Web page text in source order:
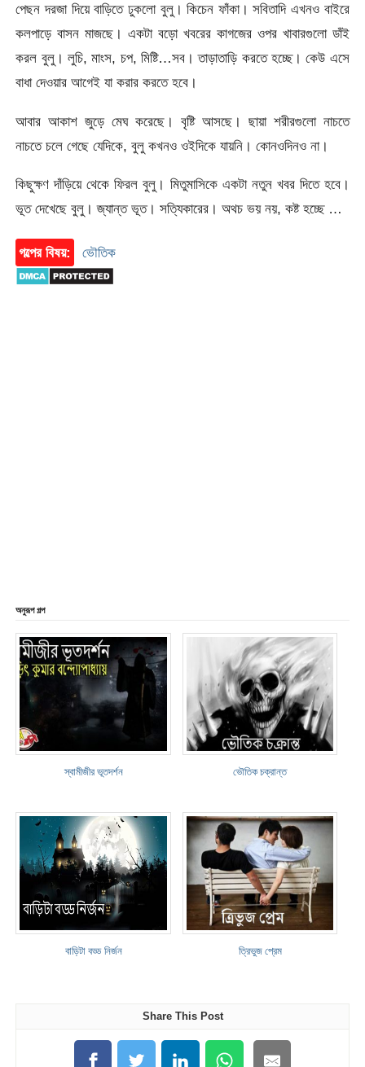
পেছন দরজা দিয়ে বাড়িতে ঢুকলো বুলু। কিচেন ফাঁকা। সবিতাদি এখনও বাইরে
কলপাড়ে বাসন মাজছে। একটা বড়ো খবরের কাগজের ওপর খাবারগুলো ডাঁই
করল বুলু। লুচি, মাংস, চপ, মিষ্টি…সব। তাড়াতাড়ি করতে হচ্ছে। কেউ এসে
বাধা দেওয়ার আগেই যা করার করতে হবে।
আবার আকাশ জুড়ে মেঘ করেছে। বৃষ্টি আসছে। ছায়া শরীরগুলো নাচতে
নাচতে চলে গেছে যেদিকে, বুলু কখনও ওইদিকে যায়নি। কোনওদিনও না।
কিছুক্ষণ দাঁড়িয়ে থেকে ফিরল বুলু। মিতুমাসিকে একটা নতুন খবর দিতে হবে।
ভূত দেখেছে বুলু। জ্যান্ত ভূত। সত্যিকারের। অথচ ভয় নয়, কষ্ট হচ্ছে …
গল্পের বিষয়: ভৌতিক
অনুরূপ গল্প
স্বামীজীর ভূতদর্শন ভৌতিক চক্রান্ত
বাড়িটা বড্ড নির্জন ত্রিভুজ প্রেম
Share This Post